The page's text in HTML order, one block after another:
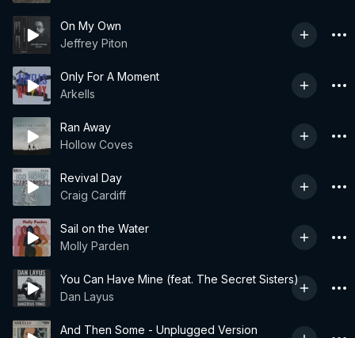
On My Own
Jeffrey Piton
Only For A Moment
Arkells
Ran Away
Hollow Coves
Revival Day
Craig Cardiff
Sail on the Water
Molly Parden
You Can Have Mine (feat. The Secret Sisters)
Dan Layus
And Then Some - Unplugged Version